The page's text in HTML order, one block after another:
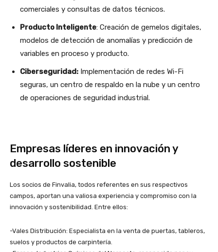
comerciales y consultas de datos técnicos.
Producto Inteligente: Creación de gemelos digitales,
modelos de detección de anomalías y predicción de
variables en proceso y producto.
Ciberseguridad: Implementación de redes Wi-Fi
seguras, un centro de respaldo en la nube y un centro
de operaciones de seguridad industrial.
Empresas líderes en innovación y
desarrollo sostenible
Los socios de Finvalia, todos referentes en sus respectivos
campos, aportan una valiosa experiencia y compromiso con la
innovación y sostenibilidad. Entre ellos:
-Vales Distribución: Especialista en la venta de puertas, tableros,
suelos y productos de carpintería.